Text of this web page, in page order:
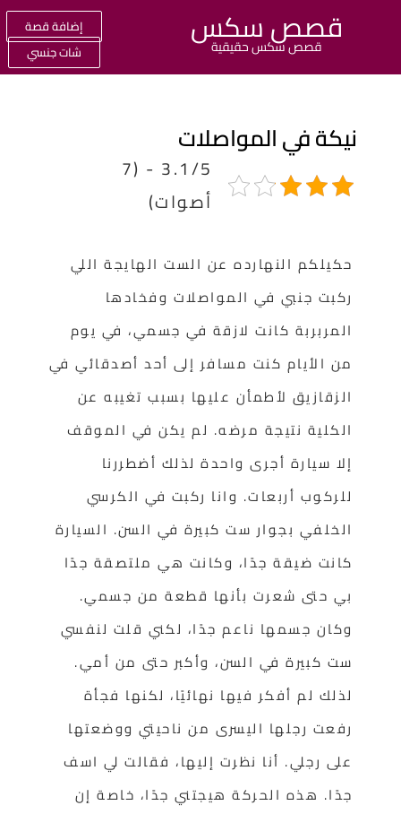
قصص سكس
قصص سكس حقيقية
إضافة قصة
شات جنسي
في المواصلات
3.1/5 - (7
أصوات)
حكيلكم النهارده عن الست الهايجة اللي
ركبت جنبي في المواصلات وفخادها
المربربة كانت لازقة في جسمي، في يوم
من الأيام كنت مسافر إلى أحد أصدقائي في
الزقازيق لأطمأن عليها بسبب تغيبه عن
الكلية نتيجة مرضه. لم يكن في الموقف
إلا سيارة أجرى واحدة لذلك أضطررنا
للركوب أربعات. وانا ركبت في الكرسي
الخلفي بجوار ست كبيرة في السن. السيارة
كانت ضيقة جدًا، وكانت هي ملتصقة جدًا
بي حتى شعرت بأنها قطعة من جسمي.
وكان جسمها ناعم جدًا، لكني قلت لنفسي
ست كبيرة في السن، وأكبر حتى من أمي.
لذلك لم أفكر فيها نهائيًا، لكنها فجأة
رفعت رجلها اليسرى من ناحيتي ووضعتها
على رجلي. أنا نظرت إليها، فقالت لي اسف
جدًا. هذه الحركة هيجتني جدًا، خاصة إن